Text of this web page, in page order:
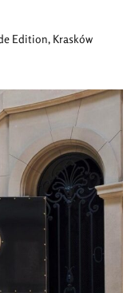
Edition, Krasków